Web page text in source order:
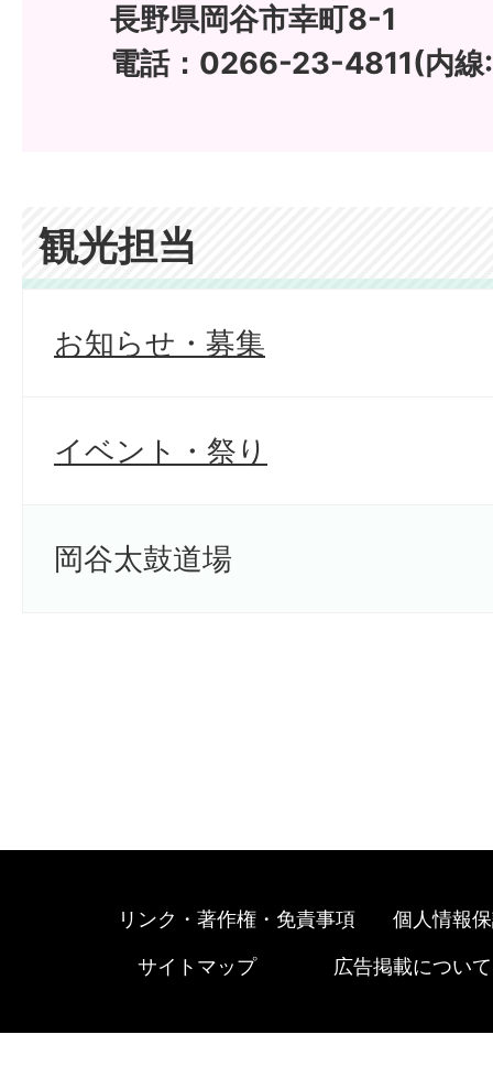
長野県岡谷市幸町8-1
電話：0266-23-4811(内
観光担当
お知らせ・募集
イベント・祭り
岡谷太鼓道場
リンク・著作権・免責事項 個人情報
サイトマップ 広告掲載について